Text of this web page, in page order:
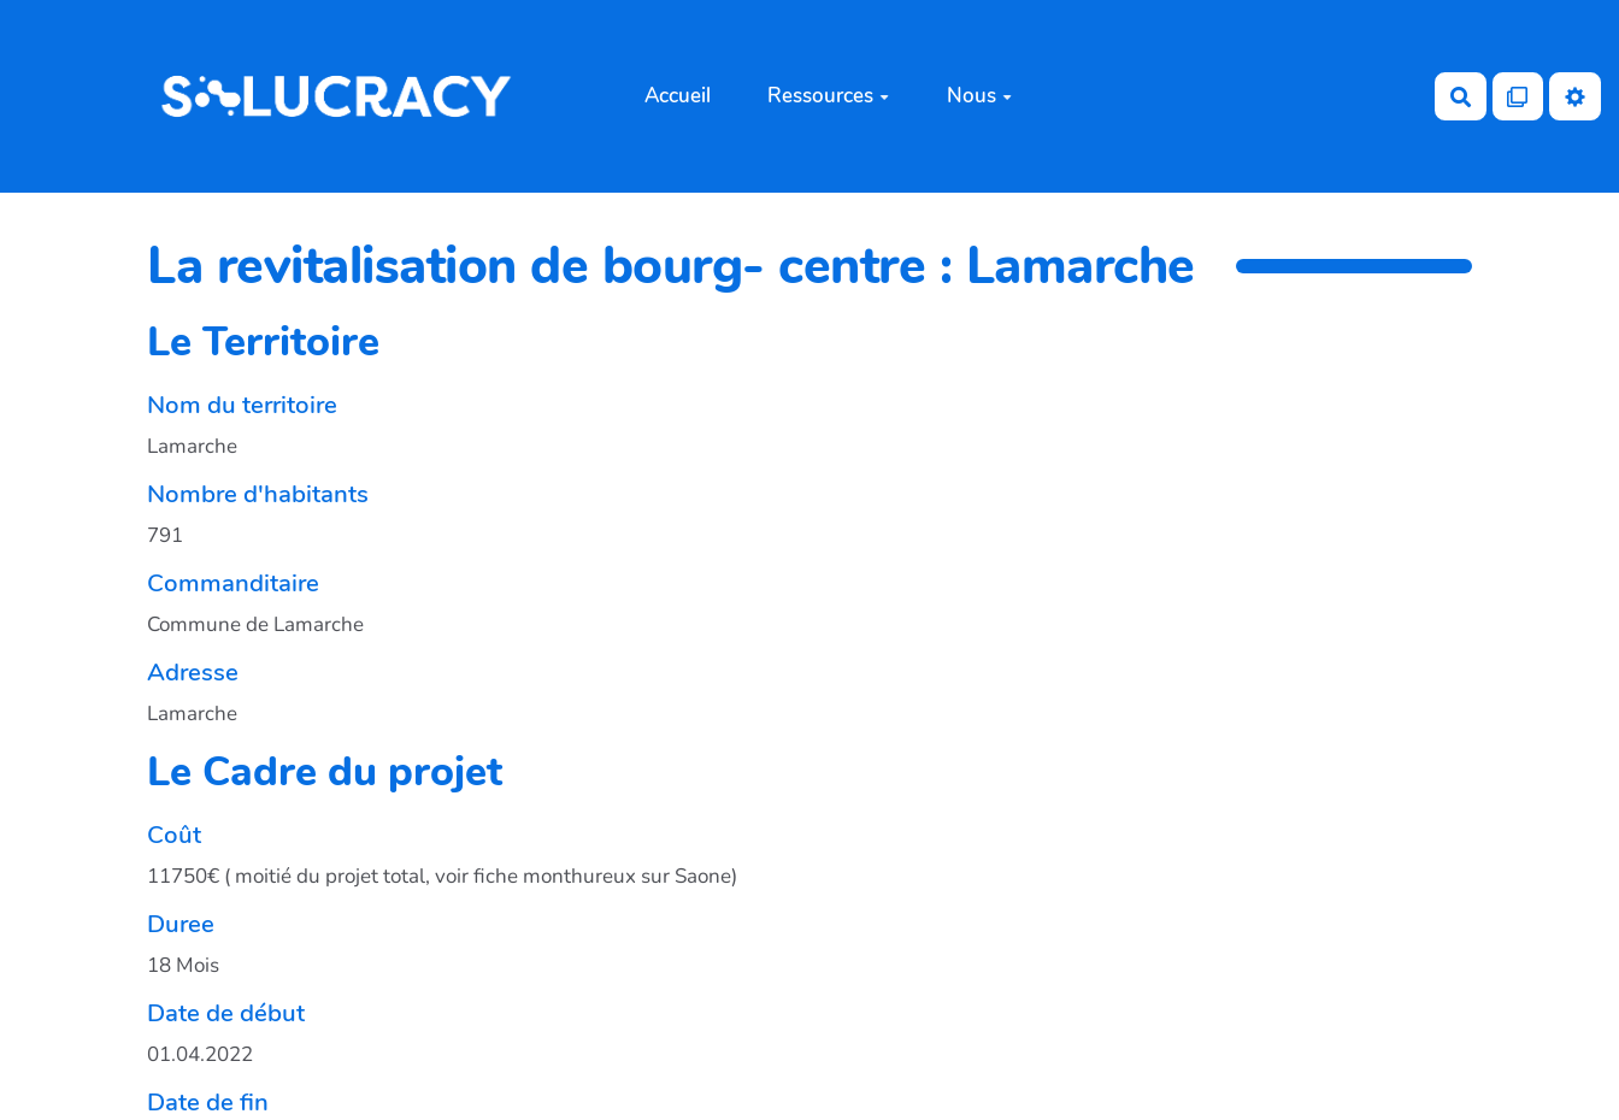
Accueil Ressources Nous Rechercher
La revitalisation de bourg- centre : Lamarche
Le Territoire
Nom du territoire
Lamarche
Nombre d'habitants
791
Commanditaire
Commune de Lamarche
Adresse
Lamarche
Le Cadre du projet
Coût
11750€ ( moitié du projet total, voir fiche monthureux sur Saone)
Duree
18 Mois
Date de début
01.04.2022
Date de fin